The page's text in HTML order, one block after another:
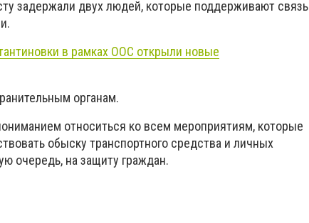
задержали двух людей, которые поддерживают связь
в рамках ООС открыли новые
органам.
относиться ко всем мероприятиям, которые
обыску транспортного средства и личных
очередь, на защиту граждан.